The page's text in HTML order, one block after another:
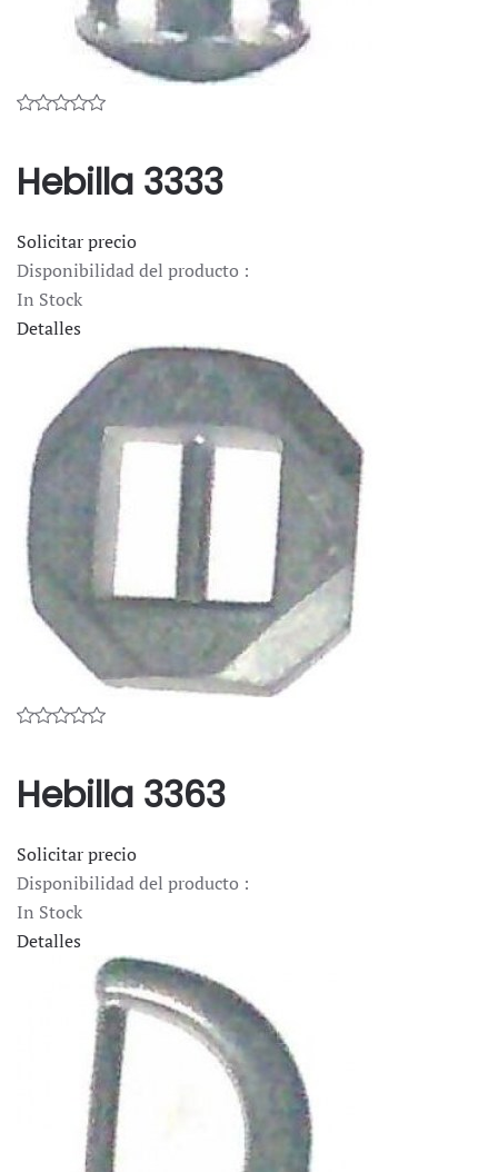
Hebilla 3333
Solicitar precio
Disponibilidad del producto :
In Stock
Detalles
Hebilla 3363
Solicitar precio
Disponibilidad del producto :
In Stock
Detalles